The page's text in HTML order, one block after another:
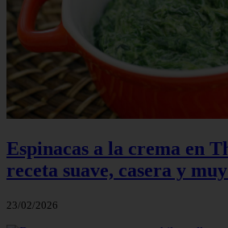
Espinacas a la crema en
receta suave, casera y
23/02/2026